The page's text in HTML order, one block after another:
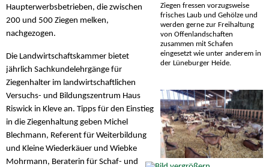
Ziegen fressen vorzugsweise
frisches Laub und Gehölze und
werden gerne zur Freihaltung
von Offenlandschaften
zusammen mit Schafen
eingesetzt wie unter anderem in
der Lüneburger Heide.
Haupterwerbsbetrieben, die zwischen
200 und 500 Ziegen melken,
nachgezogen.
Die Landwirtschaftskammer bietet
jährlich Sachkundelehrgänge für
Ziegenhalter im landwirtschaftlichen
Versuchs- und Bildungszentrum Haus
Riswick in Kleve an. Tipps für den Einstieg
in die Ziegenhaltung geben Michel
Blechmann, Referent für Weiterbildung
und Kleine Wiederkäuer und Wiebke
Mohrmann, Beraterin für Schaf- und